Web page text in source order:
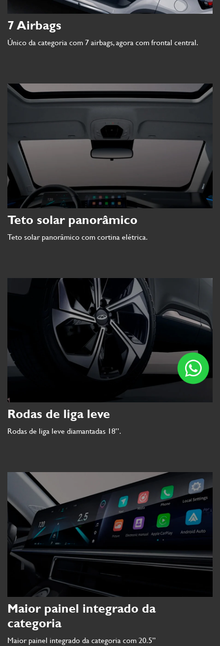
7 Airbags
Único da categoria com 7 airbags, agora com frontal central.
Teto solar panorâmico
Teto solar panorâmico com cortina elétrica.
Rodas de liga leve
Rodas de liga leve diamantadas 18’’.
Maior painel integrado da
categoria
Maior painel integrado da categoria com 20.5”